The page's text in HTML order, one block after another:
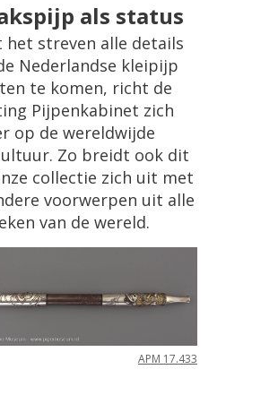
als status
het streven alle details
Nederlandse kleipijp
te komen, richt de
Pijpenkabinet zich
op de wereldwijde
Zo breidt ook dit
collectie zich uit met
voorwerpen uit alle
van de wereld.
APM 17.433